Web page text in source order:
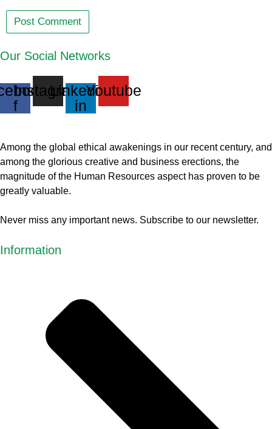
Our Social Networks
f
InstagramLinkedin-
in
Youtube
Among the global ethical awakenings in our recent century, and
among the glorious creative and business erections, the
magnitude of the Human Resources aspect has proven to be
greatly valuable.
Never miss any important news. Subscribe to our newsletter.
Information